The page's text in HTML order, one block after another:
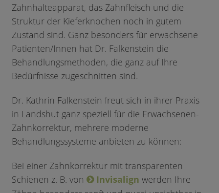
Zahnhalteapparat, das Zahnfleisch und die
Struktur der Kieferknochen noch in gutem
Zustand sind. Ganz besonders für erwachsene
Patienten/Innen hat Dr. Falkenstein die
Behandlungsmethoden, die ganz auf Ihre
Bedürfnisse zugeschnitten sind.
Dr. Kathrin Falkenstein freut sich in ihrer Praxis
in Landshut ganz speziell für die Erwachsenen-
Zahnkorrektur, mehrere moderne
Behandlungssysteme anbieten zu können:
Bei einer Zahnkorrektur mit transparenten
Schienen z. B. von
Invisalign werden Ihre